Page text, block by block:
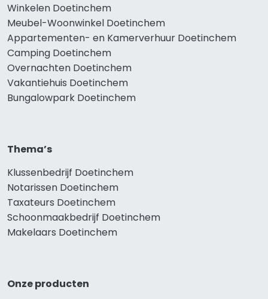
Winkelen Doetinchem
Meubel-Woonwinkel Doetinchem
Appartementen- en Kamerverhuur Doetinchem
Camping Doetinchem
Overnachten Doetinchem
Vakantiehuis Doetinchem
Bungalowpark Doetinchem
Thema’s
Klussenbedrijf Doetinchem
Notarissen Doetinchem
Taxateurs Doetinchem
Schoonmaakbedrijf Doetinchem
Makelaars Doetinchem
Onze producten